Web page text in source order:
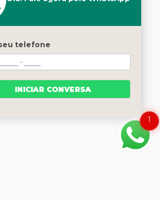
1
telefone
INICIAR CONVERSA